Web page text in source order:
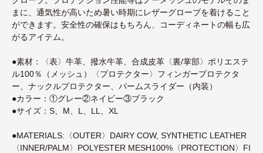
まに、通気性が高いため暑い時期にレザーグローブを着けること
ができます。安全性の確保はもちろん、コーディネートの幅も広
がるアイテム。
●素材：〈表〉牛革、撥水牛革、合成皮革〈裏/掌部〉ポリエステ
ル100％（メッシュ）〈プロテクター〉フィンガープロテクタ
ー、ナックルプロテクター、パームスライダー（内装）
●カラー：①グレー②ネイビー③ブラック
●サイズ：S、M、L、LL、XL
●MATERIALS:〈OUTER〉DAIRY COW, SYNTHETIC LEATHER
〈INNER/PALM〉POLYESTER MESH100%〈PROTECTION〉FI